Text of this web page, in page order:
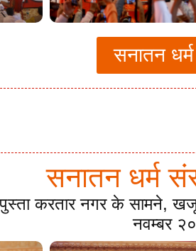
सनातन
सनातन धर्म
करतार नगर के सामने,
नवम्बर